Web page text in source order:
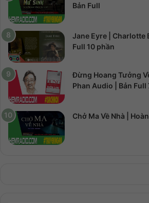
Bản Full
Jane Eyre | Charlotte
Full 10 phần
Đừng Hoang Tưởng
Phan Audio | Bản Full
Chở Ma Về Nhà |